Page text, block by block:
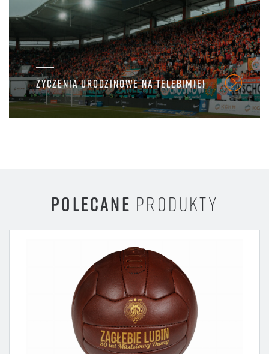
ŻYCZENIA URODZINOWE NA TELEBIMIE!
POLECANE PRODUKTY